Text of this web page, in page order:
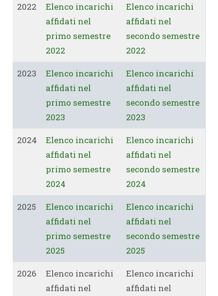
2022
Elenco incarichi
affidati nel
primo semestre
2022
Elenco incarichi
affidati nel
secondo semestre
2022
2023
Elenco incarichi
affidati nel
primo semestre
2023
Elenco incarichi
affidati nel
secondo semestre
2023
2024
Elenco incarichi
affidati nel
primo semestre
2024
Elenco incarichi
affidati nel
secondo semestre
2024
2025
Elenco incarichi
affidati nel
primo semestre
2025
Elenco incarichi
affidati nel
secondo semestre
2025
2026
Elenco incarichi
affidati nel
Elenco incarichi
affidati nel